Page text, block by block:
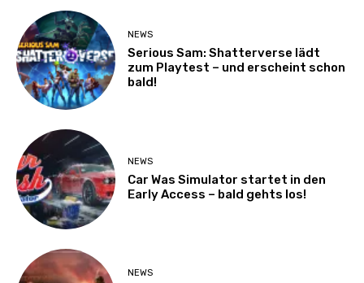
NEWS
Serious Sam: Shatterverse lädt
zum Playtest – und erscheint schon
bald!
NEWS
Car Was Simulator startet in den
Early Access – bald gehts los!
NEWS